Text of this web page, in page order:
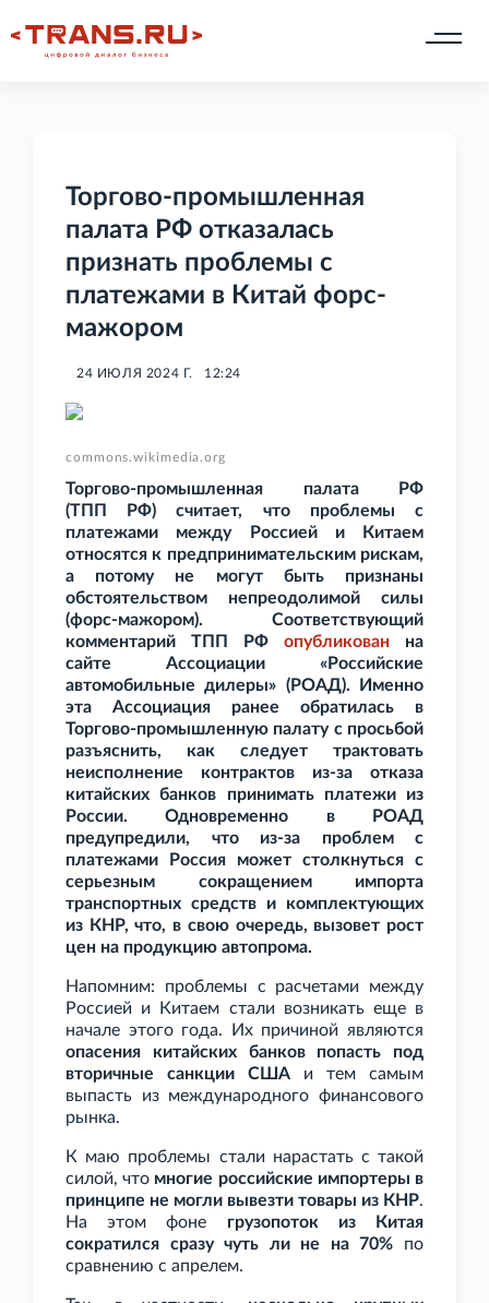
Торгово-промышленная
палата РФ отказалась
признать проблемы с
платежами в Китай форс-
мажором
24 ИЮЛЯ 2024 Г. 12:24
commons.wikimedia.org
Торгово-промышленная палата РФ
(ТПП
РФ) считает, что проблемы с
платежами между Россией и Китаем
относятся к предпринимательским рискам,
а потому не могут быть признаны
обстоятельством непреодолимой силы
(форс-мажором). Соответствующий
комментарий ТПП
РФ опубликован на
сайте Ассоциации «Российские
автомобильные дилеры» (РОАД). Именно
эта Ассоциация ранее обратилась в
Торгово-промышленную палату с просьбой
разъяснить, как следует трактовать
неисполнение контрактов из-за отказа
китайских банков принимать платежи из
России. Одновременно в РОАД
предупредили, что из-за проблем с
платежами Россия может столкнуться с
серьезным сокращением импорта
транспортных средств и комплектующих
из КНР, что, в свою очередь, вызовет рост
цен на продукцию автопрома.
Напомним: проблемы с расчетами между
Россией и Китаем стали возникать еще в
начале этого года. Их причиной являются
опасения китайских банков попасть под
вторичные санкции США и тем самым
выпасть из международного финансового
рынка.
К маю проблемы стали нарастать с такой
силой, что многие российские импортеры в
принципе не могли вывезти товары из КНР.
На этом фоне грузопоток из Китая
сократился сразу чуть ли не на 70% по
сравнению с апрелем.